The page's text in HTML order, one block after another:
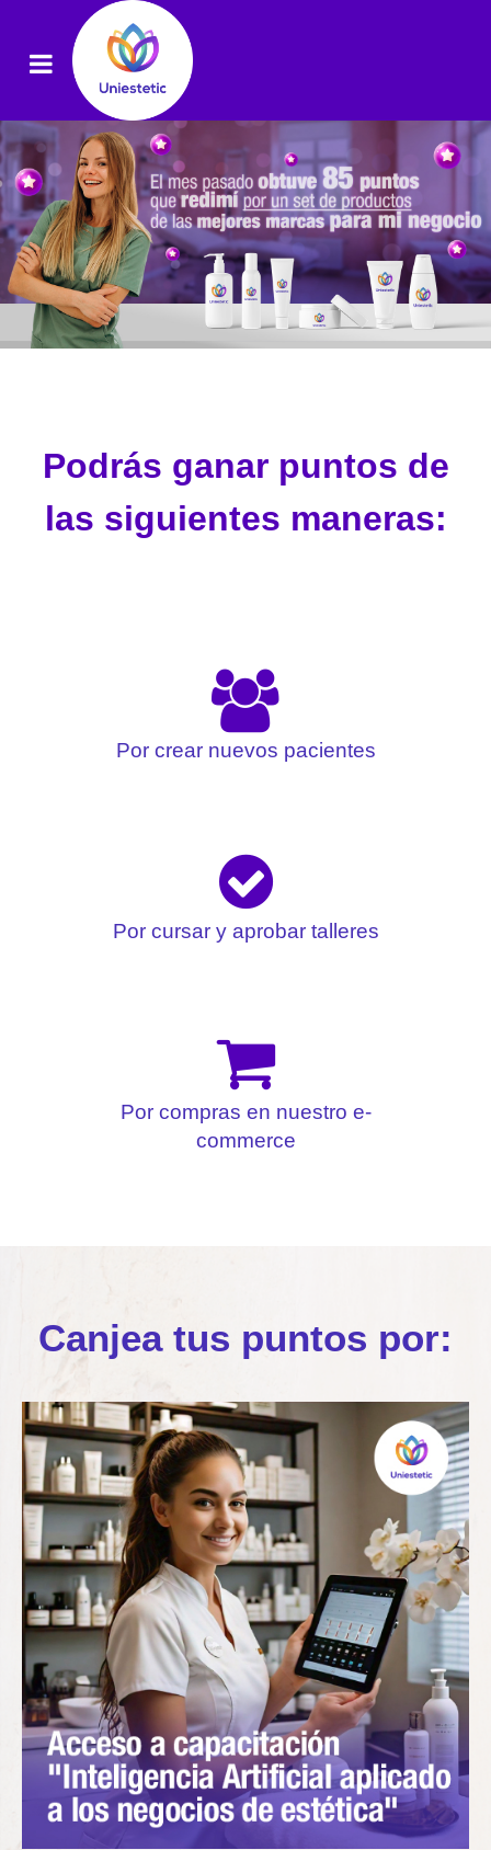
Podrás ganar puntos de
las siguientes maneras:
Por crear nuevos pacientes
Por cursar y aprobar talleres
Por compras en nuestro e-
commerce
Canjea tus puntos por: